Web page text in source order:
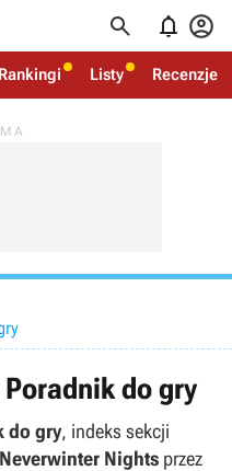
  
Rankingi Listy Recenzje
do gry
do gry, indeks sekcji
Neverwinter Nights przez